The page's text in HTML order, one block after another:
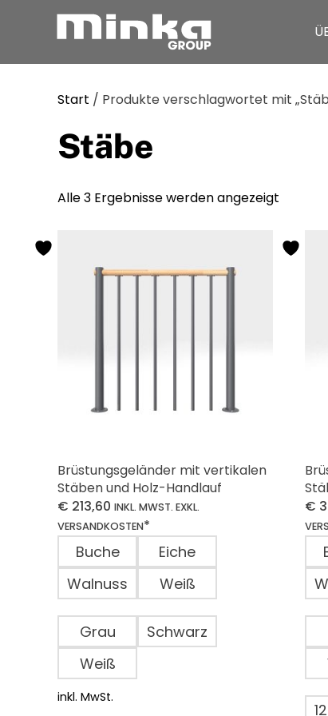
Zum Inhalt springen
Start / Produkte verschlagwortet mit
Stäbe
Alle 3 Ergebnisse werden angezeigt
Brüstungsgeländer mit vertikalen
Stäben und Holz-Handlauf
€ 213,60 INKL. MWST. EXKL.
VERSANDKOSTEN*
Buche
Eiche
Walnuss
Weiß
Grau
Schwarz
Weiß
inkl. MwSt.
€